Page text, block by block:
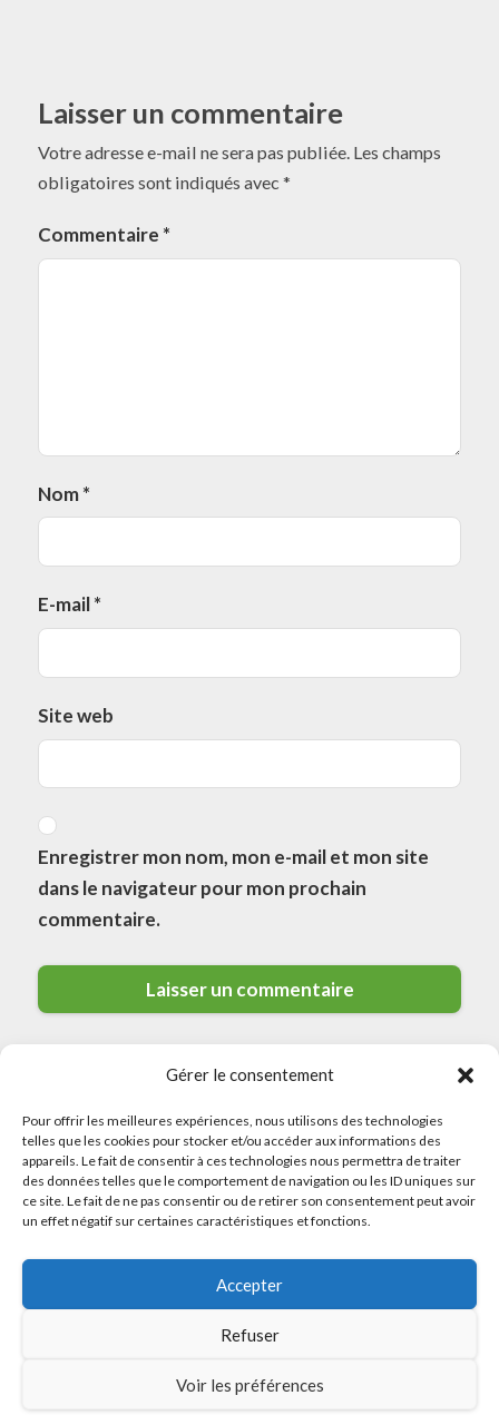
Gérer le consentement
Pour offrir les meilleures expériences, nous utilisons des technologies
telles que les cookies pour stocker et/ou accéder aux informations des
appareils. Le fait de consentir à ces technologies nous permettra de traiter
des données telles que le comportement de navigation ou les ID uniques sur
ce site. Le fait de ne pas consentir ou de retirer son consentement peut avoir
un effet négatif sur certaines caractéristiques et fonctions.
Accepter
Refuser
Voir les préférences
Laisser un commentaire
Votre adresse e-mail ne sera pas publiée. Les champs
obligatoires sont indiqués avec *
Commentaire *
Nom*
E-mail*
Site web
Enregistrer mon nom, mon e-mail et mon site
dans le navigateur pour mon prochain
commentaire.
© 2026 Meilleurs Plombiers · All rights reserved
Mentions Légales
Politique de Cookies